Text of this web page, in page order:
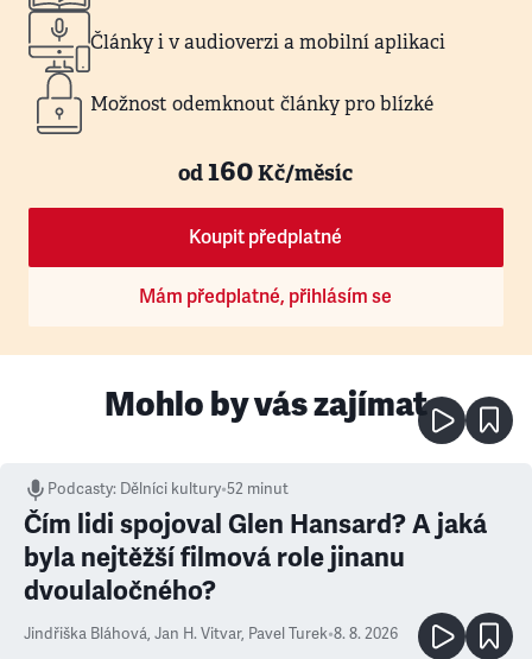
Články i v audioverzi a mobilní aplikaci
Možnost odemknout články pro blízké
od160Kč/měsíc
Koupit předplatné
Mám předplatné, přihlásím se
Mohlo by vás zajímat
Podcasty: Dělníci kultury•52 minut
Čím lidi spojoval Glen Hansard? A jaká
byla nejtěžší filmová role jinanu
dvoulaločného?
Jindřiška Bláhová, Jan H. Vitvar, Pavel Turek•8. 8. 2026